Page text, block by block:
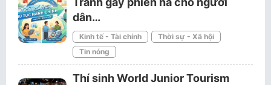
dân…
Kinh tế - Tài chính
Thời sự - Xã hội
Tin nóng
Thí sinh World Junior Tourism